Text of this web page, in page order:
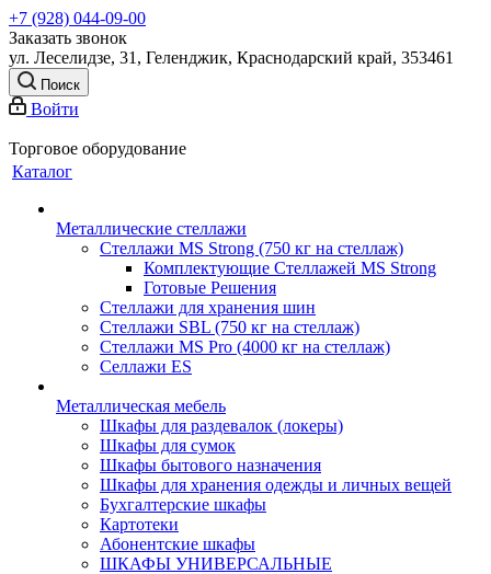
+7 (928) 044-09-00
Заказать звонок
ул. Леселидзе, 31, Геленджик, Краснодарский край, 353461
Поиск
Войти
Торговое оборудование
Каталог
Металлические стеллажи
Стеллажи MS Strong (750 кг на стеллаж)
Комплектующие Стеллажей MS Strong
Готовые Решения
Стеллажи для хранения шин
Стеллажи SBL (750 кг на стеллаж)
Стеллажи MS Pro (4000 кг на стеллаж)
Селлажи ES
Металлическая мебель
Шкафы для раздевалок (локеры)
Шкафы для сумок
Шкафы бытового назначения
Шкафы для хранения одежды и личных вещей
Бухгалтерские шкафы
Картотеки
Абонентские шкафы
ШКАФЫ УНИВЕРСАЛЬНЫЕ